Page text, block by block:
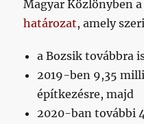
Magyar Közlönyben
határozat, amely
a Bozsik továbbra
2019-ben 9,35
építkezésre, majd
2020-ban további